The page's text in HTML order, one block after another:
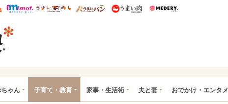
ウレぴあ総研 ディズニー特集
mimot. うまいめし うまいパン うまい肉
ゃん 子育て・教育 家事・生活術 夫と妻 おでかけ・エンタメ